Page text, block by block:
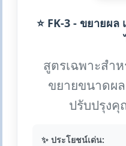
⭐ FK-3 - ขยายผ
สูตรเฉพาะสำ
ขยายขนาดผ
ปรับปรุง
✨ ประโยชน์เด่น: